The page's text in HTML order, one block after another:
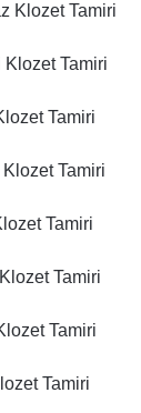
Klozet Tamiri
Klozet Tamiri
Tamiri
Tamiri
Tamiri
Tamiri
Tamiri
Tamiri